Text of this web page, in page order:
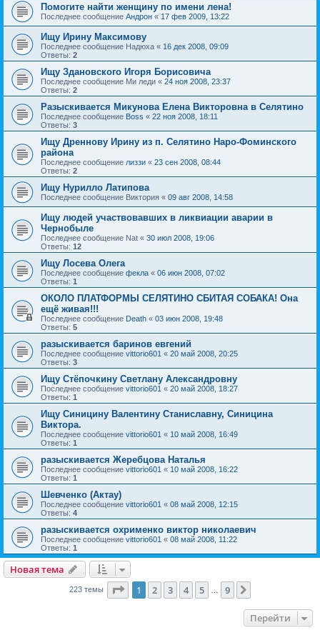
Помогите найти женщину по имени лена!
Последнее сообщение Андрон « 17 фев 2009, 13:22
Ищу Ирину Максимову
Последнее сообщение Надюха « 16 дек 2008, 09:09
Ответы: 2
Ищу Здановского Игоря Борисовича
Последнее сообщение Ми леди « 24 ноя 2008, 23:37
Ответы: 2
Разыскивается Микунова Елена Викторовна в Селятино
Последнее сообщение Boss « 22 ноя 2008, 18:11
Ответы: 3
Ищу Дреннову Ирину из п. Селятино Наро-Фоминского
района
Последнее сообщение лиззи « 23 сен 2008, 08:44
Ответы: 2
Ищу Нурилло Латипова
Последнее сообщение Виктория « 09 авг 2008, 14:58
Ищу людей участвовавших в ликвиации аварии в
Чернобыле
Последнее сообщение Nat « 30 июл 2008, 19:06
Ответы: 12
Ищу Лосева Олега
Последнее сообщение фекла « 06 июн 2008, 07:02
Ответы: 1
ОКОЛО ПЛАТФОРМЫ СЕЛЯТИНО СБИТАЯ СОБАКА! Она
ещё живая!!!
Последнее сообщение Death « 03 июн 2008, 19:48
Ответы: 5
разыскивается баринов евгений
Последнее сообщение vittorio601 « 20 май 2008, 20:25
Ответы: 3
Ищу Стёпочкину Светлану Александровну
Последнее сообщение vittorio601 « 20 май 2008, 18:27
Ответы: 1
Ищу Синицину Валентину Станиславну, Синицина
Виктора.
Последнее сообщение vittorio601 « 10 май 2008, 16:49
Ответы: 1
разыскивается Жеребцова Наталья
Последнее сообщение vittorio601 « 10 май 2008, 16:22
Ответы: 1
Шевченко (Актау)
Последнее сообщение vittorio601 « 08 май 2008, 12:15
Ответы: 4
разыскивается охрименко виктор николаевич
Последнее сообщение vittorio601 « 08 май 2008, 11:22
Ответы: 1
Новая тема
223 темы Страница из
1 2 3 4 5 9
Перейти